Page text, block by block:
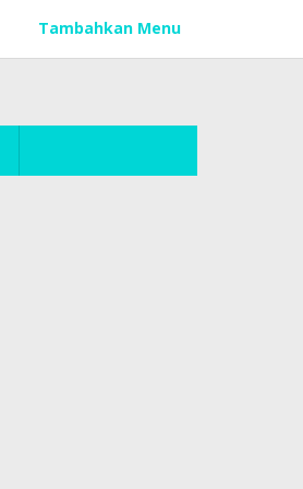
Tambahkan Menu